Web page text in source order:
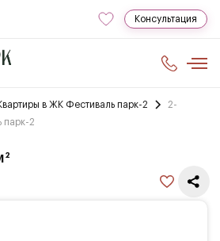
Консультация
в ЖК Фестиваль парк-2
2-
парк-2